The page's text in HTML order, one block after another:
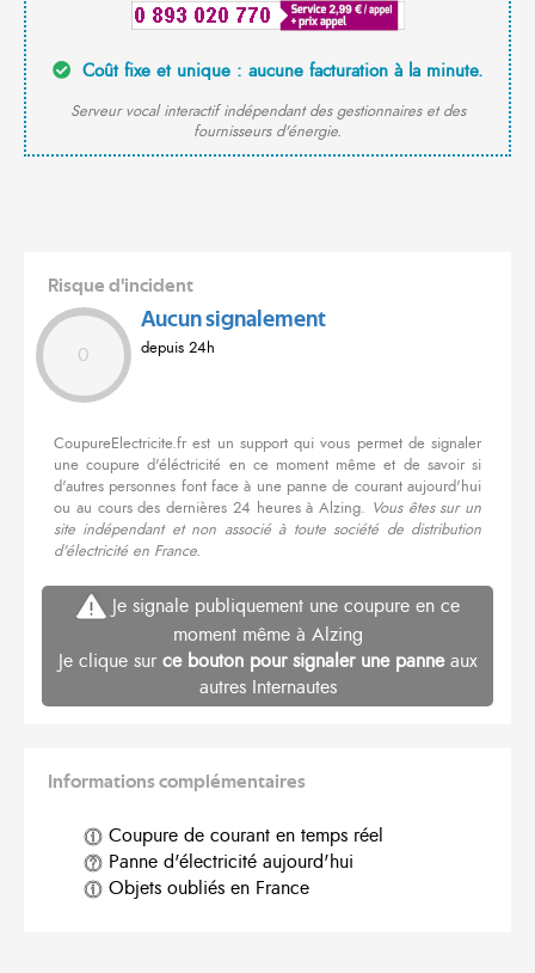
Coût fixe et unique : aucune facturation à la minute.
Serveur vocal interactif indépendant des gestionnaires et des
fournisseurs d'énergie.
Risque d'incident
0
Aucun signalement
depuis 24h
CoupureElectricite.fr est un support qui vous permet de signaler
une coupure d'éléctricité en ce moment même et de savoir si
d'autres personnes font face à une panne de courant aujourd'hui
ou au cours des dernières 24 heures à Alzing. Vous êtes sur un
site indépendant et non associé à toute société de distribution
d'électricité en France.
Je signale publiquement une coupure en ce
moment même à Alzing
Je clique sur ce bouton pour signaler une panneaux
autres Internautes
Informations complémentaires
Coupure de courant en temps réel
Panne d'électricité aujourd'hui
Objets oubliés en France